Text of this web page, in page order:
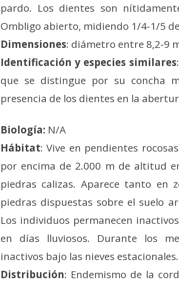
pardo. Los dientes son
Ombligo abierto, midiendo 1/4-1/5
Dimensiones: diámetro entre 8,2-9
Identificación y especies similares
que se distingue por su concha
presencia de los dientes en la
Biología: N/A
Hábitat: Vive en pendientes
por encima de 2.000 m de altitud
piedras calizas. Aparece tanto en
piedras dispuestas sobre el suelo
Los individuos permanecen
en días lluviosos. Durante los
inactivos bajo las nieves estacionales.
Distribución: Endemismo de la